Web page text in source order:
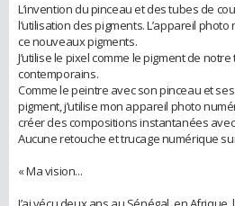
L’invention du pinceau et des tubes de
l’utilisation des pigments. L’appareil
ce nouveaux pigments.
J’utilise le pixel comme le pigment de
contemporains.
Comme le peintre avec son pinceau et
pigment, j’utilise mon appareil photo
créer des compositions instantanées
Aucune retouche et trucage numérique
« Ma vision...